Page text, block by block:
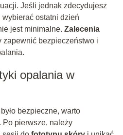
Jeśli jednak zdecydujesz
ostatni dzień
jest minimalne. Zalecenia
bezpieczeństwo i
opalania w
bezpieczne, warto
Po pierwsze, należy